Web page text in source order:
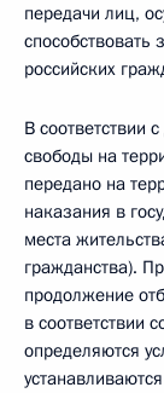
передачи лиц,
способствовать
российских
В соответствии
свободы на
передано на
наказания в
места
гражданства).
продолжение
в соответствии
определяются